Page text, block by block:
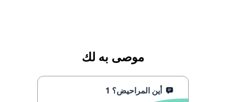
موصى به لك
أين المراحيض؟ 1